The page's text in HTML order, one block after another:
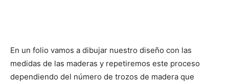
En un folio vamos a dibujar nuestro diseño con las
medidas de las maderas y repetiremos este proceso
dependiendo del número de trozos de madera que